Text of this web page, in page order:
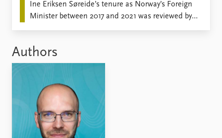
​Ine Eriksen Søreide’s tenure as Norway’s Foreign
Minister between 2017 and 2021 was reviewed by
Authors